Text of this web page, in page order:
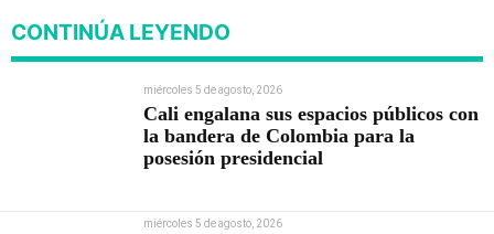
CONTINÚA LEYENDO
miércoles 5 de agosto, 2026
Cali engalana sus espacios públicos con
la bandera de Colombia para la
posesión presidencial
miércoles 5 de agosto, 2026